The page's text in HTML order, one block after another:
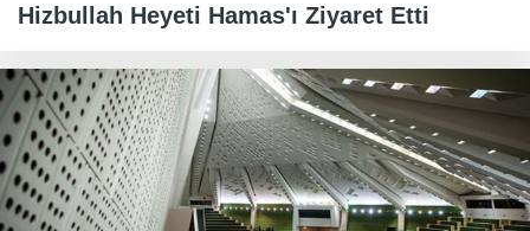
Hizbullah Heyeti Hamas'ı Ziyaret Etti